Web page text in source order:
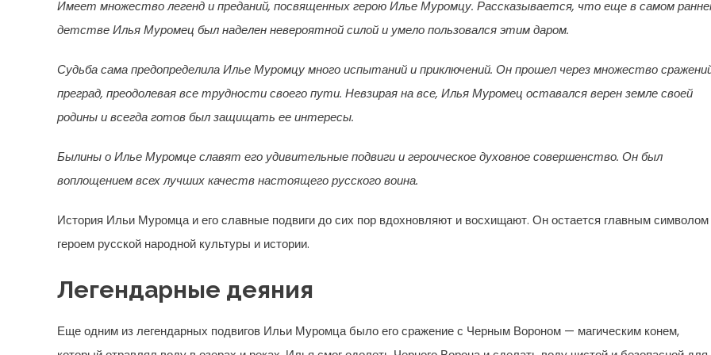
Имеет множество легенд и преданий, посвященных герою Илье Муромцу. Рассказывается, что еще в самом
детстве Илья Муромец был наделен невероятной силой и умело пользовался этим даром.
Судьба сама предопределила Илье Муромцу много испытаний и приключений. Он прошел через множество
преград, преодолевая все трудности своего пути. Невзирая на все, Илья Муромец оставался верен земле своей
родины и всегда готов был защищать ее интересы.
Былины о Илье Муромце славят его удивительные подвиги и героическое духовное совершенство. Он был
воплощением всех лучших качеств настоящего русского воина.
История Ильи Муромца и его славные подвиги до сих пор вдохновляют и восхищают. Он остается главным
героем русской народной культуры и истории.
Легендарные деяния
Еще одним из легендарных подвигов Ильи Муромца было его сражение с Черным Вороном — магическим конем,